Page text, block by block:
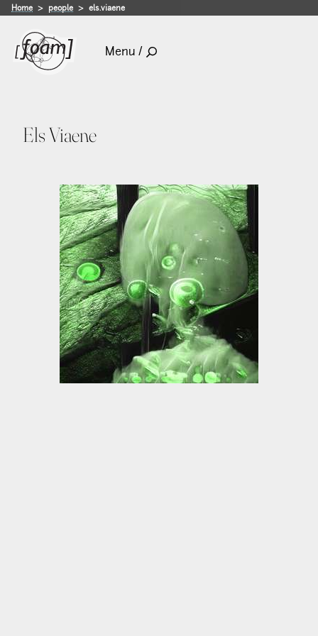
Home people els.viaene
Menu /
Els Viaene